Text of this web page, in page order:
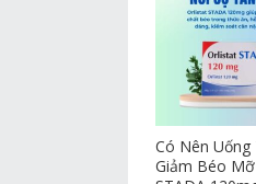
Có Nên Uống
Giảm Béo